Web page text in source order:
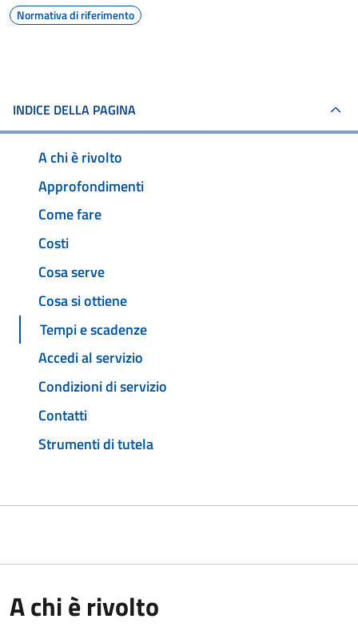
Normativa di riferimento
INDICE DELLA PAGINA
A chi è rivolto
Approfondimenti
Come fare
Costi
Cosa serve
Cosa si ottiene
Tempi e scadenze
Accedi al servizio
Condizioni di servizio
Contatti
Strumenti di tutela
A chi è rivolto